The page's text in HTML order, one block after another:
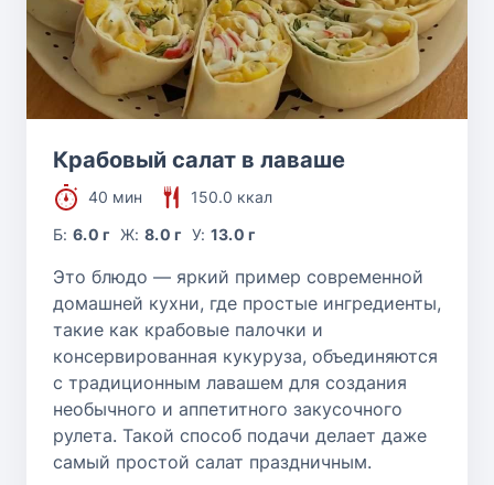
Крабовый салат в лаваше
40 мин
150.0 ккал
Б:6.0 г Ж: 8.0 г У: 13.0 г
Это блюдо — яркий пример современной
домашней кухни, где простые ингредиенты,
такие как крабовые палочки и
консервированная кукуруза, объединяются
с традиционным лавашем для создания
необычного и аппетитного закусочного
рулета. Такой способ подачи делает даже
самый простой салат праздничным.